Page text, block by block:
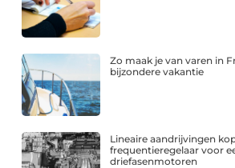
Zo maak je van varen in
bijzondere vakantie
Lineaire aandrijvingen
frequentieregelaar voor
driefasenmotoren